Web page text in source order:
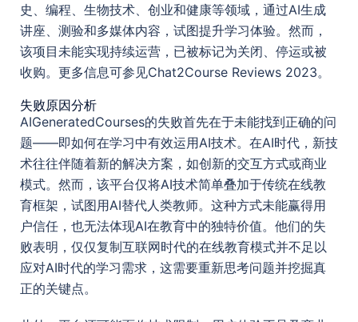
史、编程、生物技术、创业和健康等领域，通过AI生成
讲座、测验和多媒体内容，试图提升学习体验。然而，
该项目未能实现持续运营，已被标记为关闭、停运或被
收购。更多信息可参见Chat2Course Reviews 2023。
失败原因分析
AIGeneratedCourses的失败首先在于未能找到正确的问
题——即如何在学习中有效运用AI技术。在AI时代，新技
术往往伴随着新的解决方案，如创新的交互方式或商业
模式。然而，该平台仅将AI技术简单叠加于传统在线教
育框架，试图用AI替代人类教师。这种方式未能赢得用
户信任，也无法体现AI在教育中的独特价值。他们的失
败表明，仅仅复制互联网时代的在线教育模式并不足以
应对AI时代的学习需求，这需要重新思考问题并挖掘真
正的关键点。